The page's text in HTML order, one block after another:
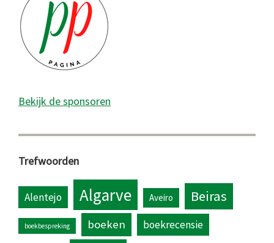
Bekijk de sponsoren
Trefwoorden
Alentejo Algarve Aveiro Beiras
boekbespreking boeken boekrecensie